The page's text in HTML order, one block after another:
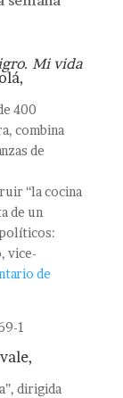
Mi vida
400
combina
de
“la cocina
de un
vice-
de
dirigida